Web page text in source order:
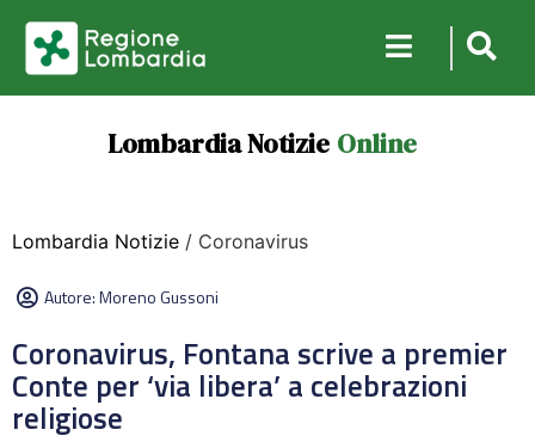
Lombardia Notizie Online
Lombardia Notizie / Coronavirus
Autore:Moreno Gussoni
Coronavirus, Fontana scrive a premier
Conte per ‘via libera’ a celebrazioni
religiose